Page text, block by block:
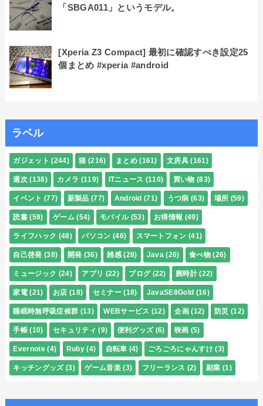
「SBGA011」というモデル。
[Xperia Z3 Compact] 最初に確認すべき設定25
個まとめ #xperia #android
ラベル
ガジェット (244) 猫 (216) まとめ (161) 文房具 (161)
週次 (138) カメラ (119) ITニュース (110) 買い物 (83)
イベント (77) 新製品 (77) Android (71) うつ病 (63) 場所 (59)
読書 (59) ゲーム (54) モバイル (53) お得情報 (49)
ライフハック (48) パソコン (46) スマートフォン (41)
自己啓発 (38) 開発 (36) 雑感 (28) Java (26) 食べ物 (26)
ミュージック (24) アプリ (22) ブログ (22) 腕時計 (22)
家電 (21) お店 (18) セミナー (18) JavaSE8Gold (16)
睡眠時無呼吸症候群 (13) WEBサービス (12) 企画 (12) 防災 (12)
手帳 (10) セキュリティ (9) 便利グッズ (6) 映画 (5)
Evernote (4) Ruby (4) 自転車 (4) ごろごろにゃんすけ (3)
キッチングッズ (3) ゲーム音楽 (3) フリーランス (2) 副業 (1)